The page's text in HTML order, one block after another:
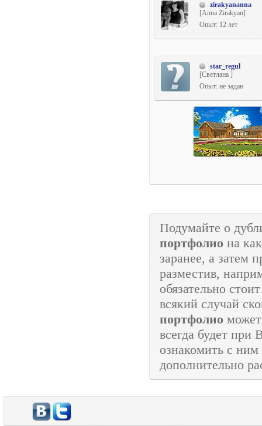
zirakyananna
[Anna Zirakyan]
Опыт: 12 лет
star_regul
[Светлана ]
Опыт: не задан
Подумайте о
портфолио на
заранее, а затем
разместив,
обязательно
всякий случай
портфолио
всегда будет
ознакомить с ним
дополнительно